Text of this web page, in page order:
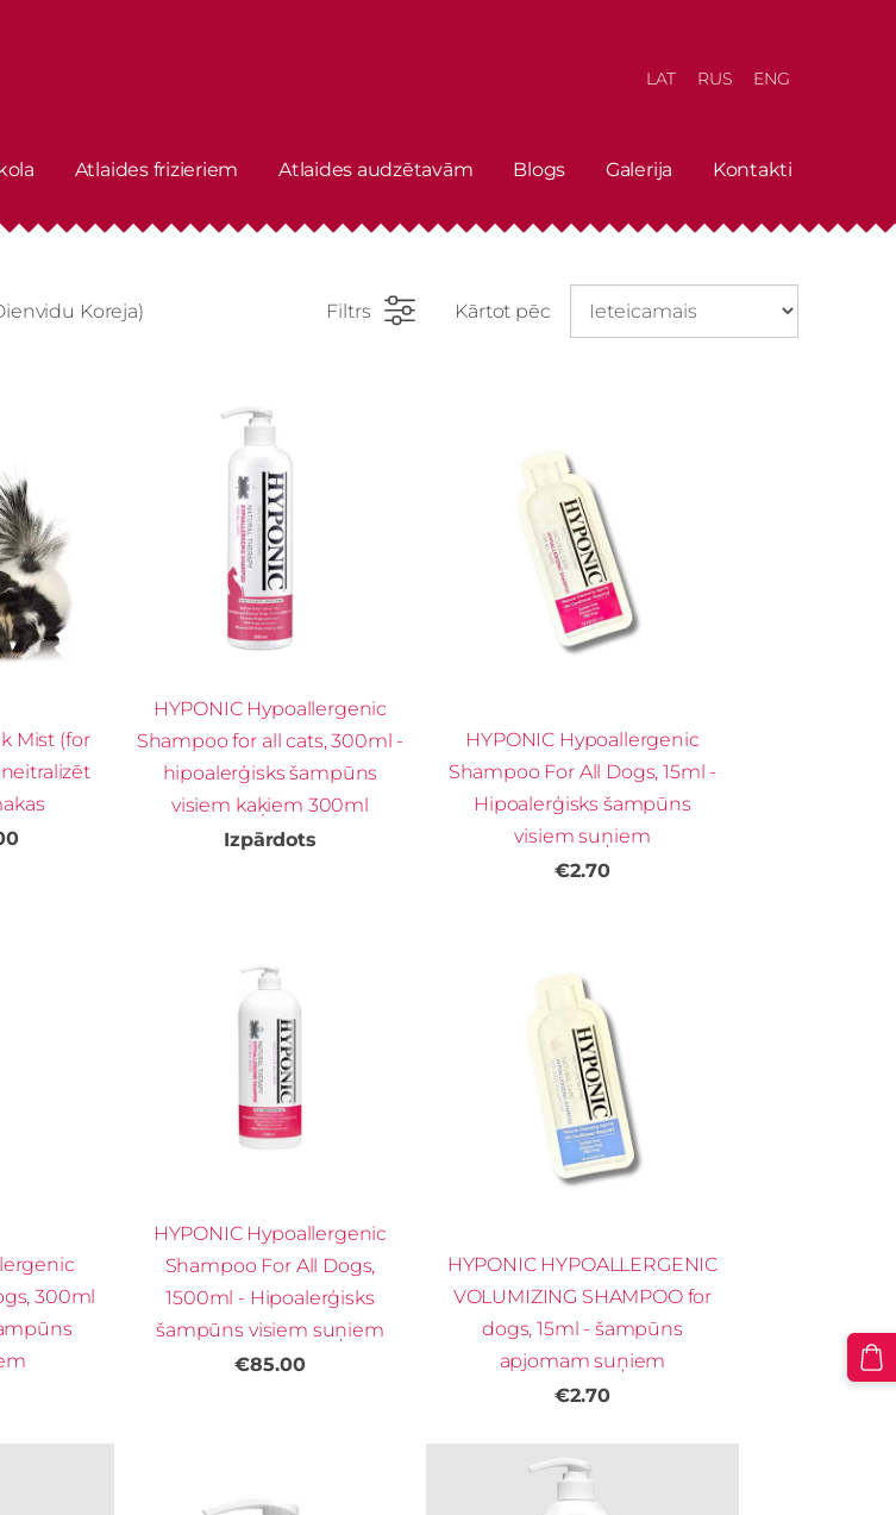
Atlaides frizieriem Atlaides audzētavām Blogs Galerija Kontakti
LAT RUS ENG
Koreja) Filtrs Kārtot pēc
Mist (for
HYPONIC Hypoallergenic
Shampoo for all cats, 300ml -
hipoalerģisks šampūns
visiem kaķiem 300ml
Izpārdots
HYPONIC Hypoallergenic
Shampoo For All Dogs, 15ml -
Hipoalerģisks šampūns
visiem suņiem
€2.70
300ml
HYPONIC Hypoallergenic
Shampoo For All Dogs,
1500ml - Hipoalerģisks
šampūns visiem suņiem
€85.00
HYPONIC HYPOALLERGENIC
VOLUMIZING SHAMPOO for
dogs, 15ml - šampūns
apjomam suņiem
€2.70